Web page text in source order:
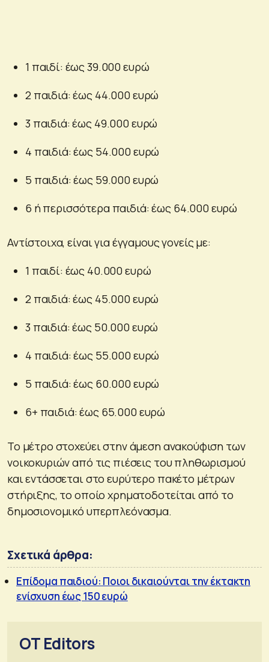
1 παιδί: έως 39.000 ευρώ
2 παιδιά: έως 44.000 ευρώ
3 παιδιά: έως 49.000 ευρώ
4 παιδιά: έως 54.000 ευρώ
5 παιδιά: έως 59.000 ευρώ
6 ή περισσότερα παιδιά: έως 64.000 ευρώ
Αντίστοιχα, είναι για έγγαμους γονείς με:
1 παιδί: έως 40.000 ευρώ
2 παιδιά: έως 45.000 ευρώ
3 παιδιά: έως 50.000 ευρώ
4 παιδιά: έως 55.000 ευρώ
5 παιδιά: έως 60.000 ευρώ
6+ παιδιά: έως 65.000 ευρώ
Το μέτρο στοχεύει στην άμεση ανακούφιση των
νοικοκυριών από τις πιέσεις του πληθωρισμού
και εντάσσεται στο ευρύτερο πακέτο μέτρων
στήριξης, το οποίο χρηματοδοτείται από το
δημοσιονομικό υπερπλεόνασμα.
Σχετικά άρθρα:
Επίδομα παιδιού: Ποιοι δικαιούνται την έκτακτη
ενίσχυση έως 150 ευρώ
OT Editors